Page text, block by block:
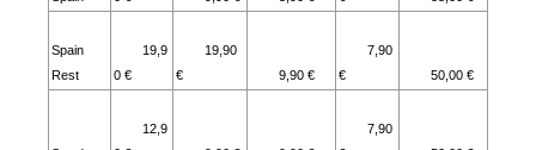
Spain
Rest
19,9
0 €
19,90
€
9,90 €
7,90
€
50,00 €
12,9
7,90